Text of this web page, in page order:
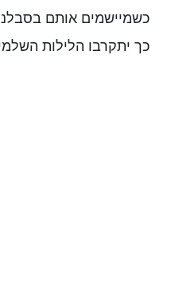
כשמיישמים אותם
כך יתקרבו הלילות